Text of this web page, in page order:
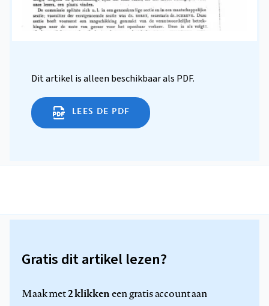
Dit artikel is alleen beschikbaar als PDF.
LEES DE PDF
Gratis dit artikel lezen?
Maak met2 klikkeneen gratis account aan